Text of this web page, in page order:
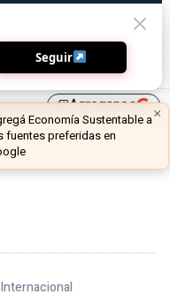
library_addAgreganos
Internacional
Seguir